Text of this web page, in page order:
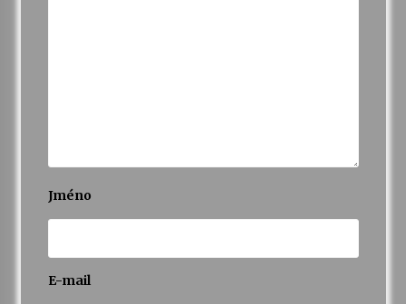
Jméno
E-mail